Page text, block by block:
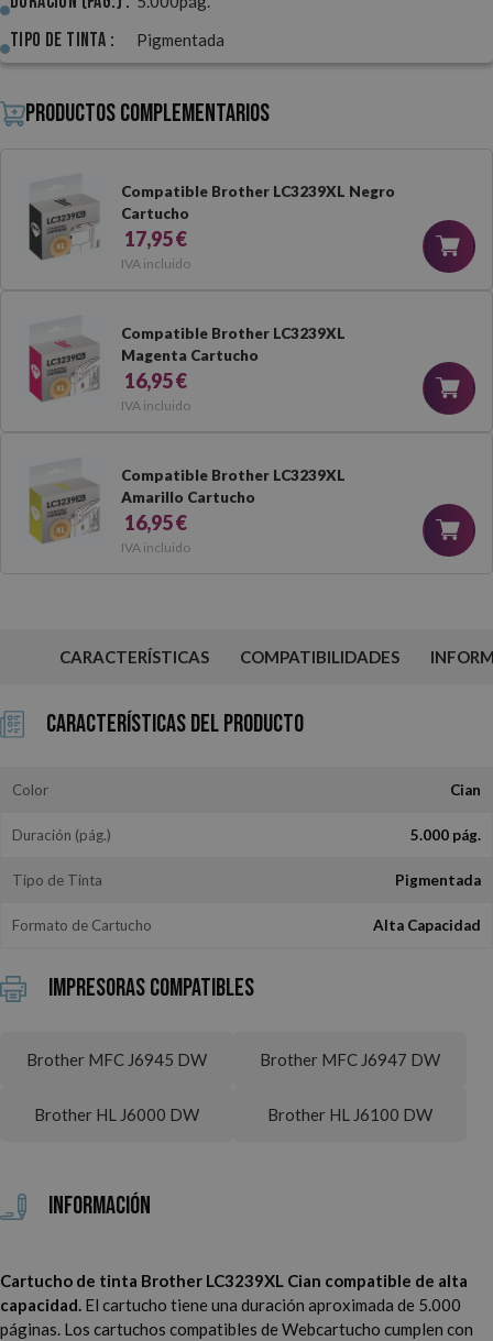
Tipo de Tinta : Pigmentada
Productos complementarios
Compatible Brother LC3239XL Negro
Cartucho
17,95 €
IVA incluido
Compatible Brother LC3239XL
Magenta Cartucho
16,95 €
IVA incluido
Compatible Brother LC3239XL
Amarillo Cartucho
16,95 €
IVA incluido
CARACTERÍSTICAS COMPATIBILIDADES
Características del Producto
Color Cian
Duración (pág.) 5.000 pág.
Tipo de Tinta Pigmentada
Formato de Cartucho Alta Capacidad
Impresoras Compatibles
Brother MFC J6945 DW Brother MFC J6947 DW
Brother HL J6000 DW Brother HL J6100 DW
Información
Cartucho de tinta Brother LC3239XL Cian compatible de alta
capacidad. El cartucho tiene una duración aproximada de 5.000
páginas. Los cartuchos compatibles de Webcartucho cumplen con